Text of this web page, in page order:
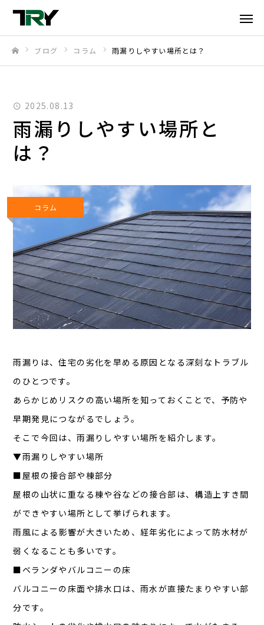
ブログ コラム 雨漏りしやすい場所とは？
2025.08.13
雨漏りしやすい場所と
は？
コラム
雨漏りは、住宅の劣化を早める原因となる深刻なトラブル
のひとつです。
あらかじめリスクの高い場所を知っておくことで、予防や
早期発見につながるでしょう。
そこで今回は、雨漏りしやすい場所を紹介します。
▼雨漏りしやすい場所
■屋根の接合部や棟部分
屋根の山状に重なる棟や谷などの接合部は、構造上すき間
ができやすい場所として挙げられます。
雨風による影響が大きいため、経年劣化によって防水材が
弱くなることも多いです。
■ベランダやバルコニーの床
バルコニーの床面や排水口は、雨水が直接たまりやすい部
分です。